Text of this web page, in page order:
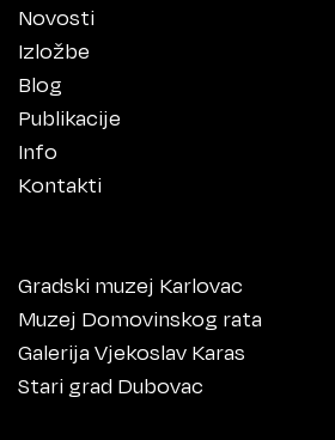
Novosti
Izložbe
Blog
Publikacije
Info
Kontakti
Gradski muzej Karlovac
Muzej Domovinskog rata
Galerija Vjekoslav Karas
Stari grad Dubovac